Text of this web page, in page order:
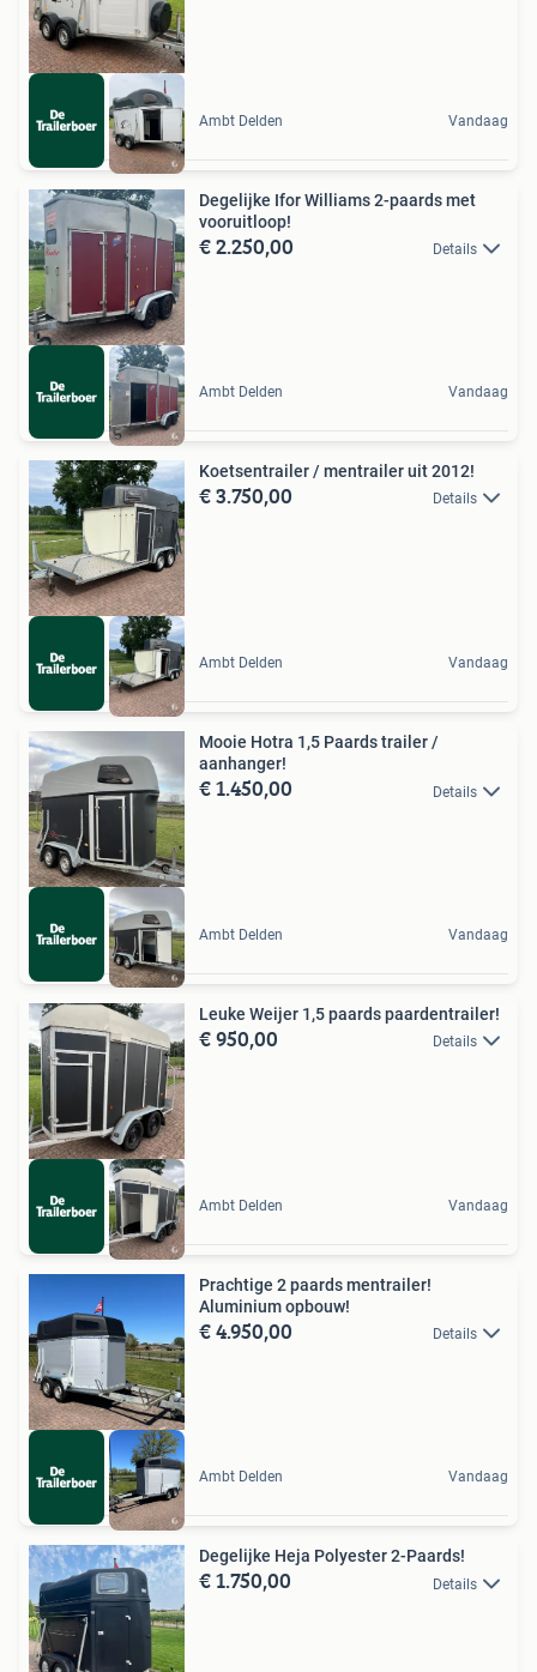
Ambt Delden Vandaag
Degelijke Ifor Williams 2-paards met
vooruitloop!
€ 2.250,00 Details
Ambt Delden Vandaag
Koetsentrailer / mentrailer uit 2012!
€ 3.750,00 Details
Ambt Delden Vandaag
Mooie Hotra 1,5 Paards trailer /
aanhanger!
€ 1.450,00 Details
Ambt Delden Vandaag
Leuke Weijer 1,5 paards paardentrailer!
€ 950,00 Details
Ambt Delden Vandaag
Prachtige 2 paards mentrailer!
Aluminium opbouw!
€ 4.950,00 Details
Ambt Delden Vandaag
Degelijke Heja Polyester 2-Paards!
€ 1.750,00 Details